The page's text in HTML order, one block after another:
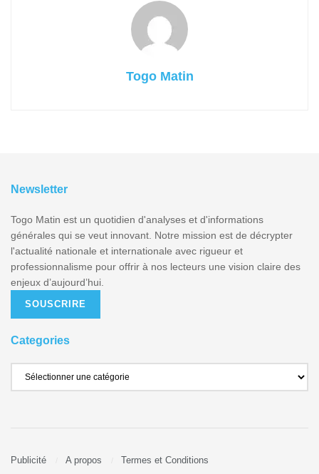
Togo Matin
Newsletter
Togo Matin est un quotidien d'analyses et d'informations
générales qui se veut innovant. Notre mission est de décrypter
l'actualité nationale et internationale avec rigueur et
professionnalisme pour offrir à nos lecteurs une vision claire des
enjeux d’aujourd’hui.
SOUSCRIRE
Categories
Publicité A propos Termes et Conditions